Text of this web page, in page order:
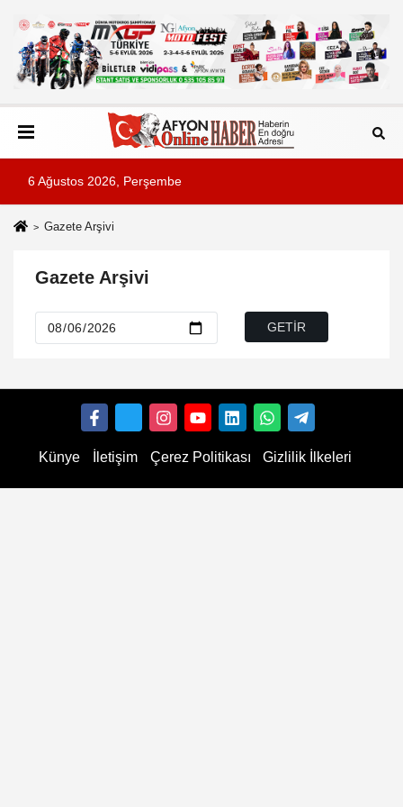
6 Ağustos 2026, Perşembe
Gazete Arşivi
Gazete Arşivi
Künye İletişim Çerez Politikası Gizlilik İlkeleri
kaufen YouTube Abonnenten kaufen TikTok Follower kaufen Instagram Likes kaufen